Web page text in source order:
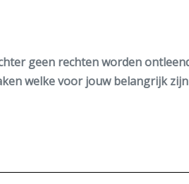
geen rechten worden
welke voor jouw belangrijk